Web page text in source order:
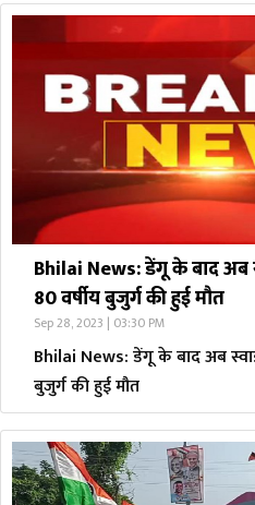
Bhilai News: डेंगू के बाद अब
80 वर्षीय बुजुर्ग की हुई मौत
Sep 28, 2023 | 03:30 PM
Bhilai News: डेंगू के बाद अब
बुजुर्ग की हुई मौत